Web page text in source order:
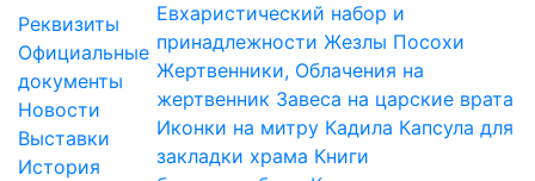
Реквизиты
Официальные
документы
Новости
Выставки
История
Евхаристический набор и
принадлежности Жезлы Посохи
Жертвенники, Облачения на
жертвенник Завеса на царские врата
Иконки на митру Кадила Капсула для
закладки храма Книги